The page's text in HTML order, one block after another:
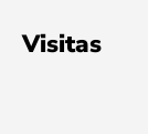
Visitas